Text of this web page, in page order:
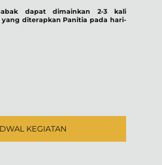
dapat dimainkan 2-3 kali
diterapkan Panitia pada hari-
KEGIATAN